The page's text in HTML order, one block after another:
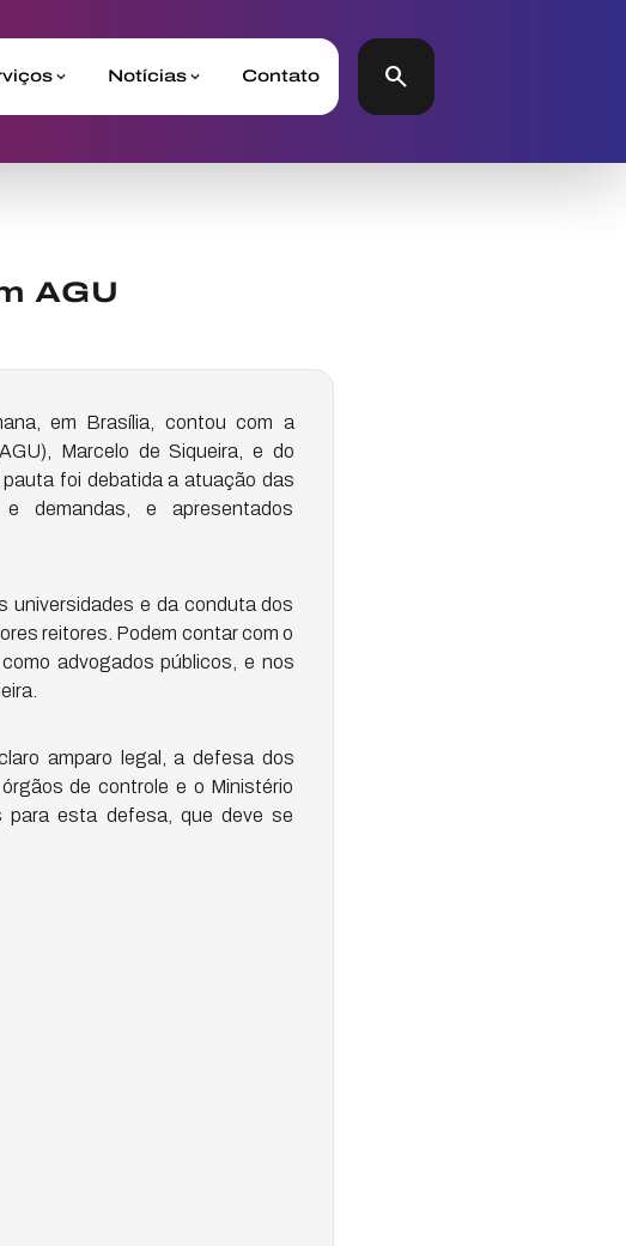
Notícias Contato search
AGU
em Brasília, contou com a
Marcelo de Siqueira, e do
foi debatida a atuação das
demandas, e apresentados
universidades e da conduta dos
reitores. Podem contar com o
advogados públicos, e nos
amparo legal, a defesa dos
de controle e o Ministério
para esta defesa, que deve se